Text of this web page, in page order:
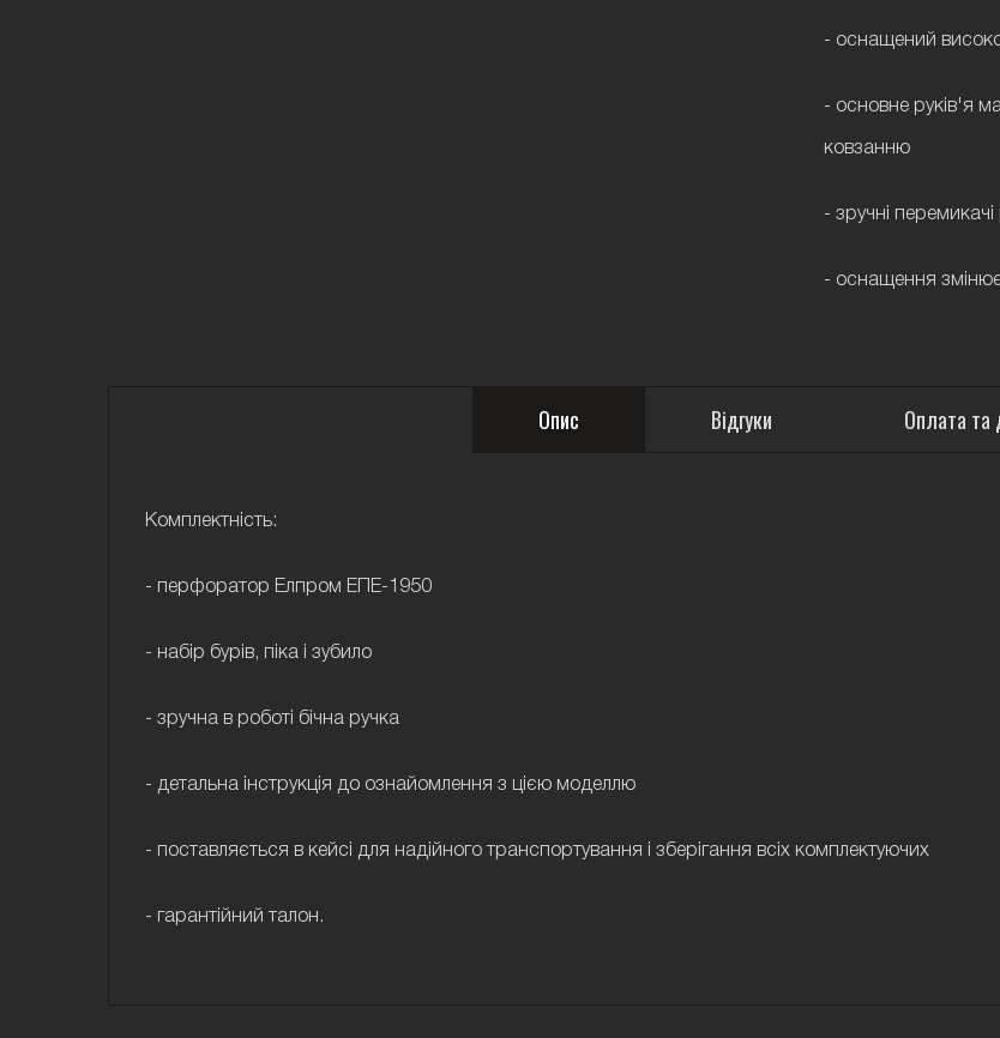
- оснащений
- основне руків'я
ковзанню
- зручні
- оснащення
Опис Відгуки Оплата та
Комплектність:
- перфоратор Елпром ЕПЕ-1950
- набір бурів, піка і зубило
- зручна в роботі бічна ручка
- детальна інструкція до ознайомлення з цією моделлю
- поставляється в кейсі для надійного транспортування і зберігання всіх комплектуючих
- гарантійний талон.